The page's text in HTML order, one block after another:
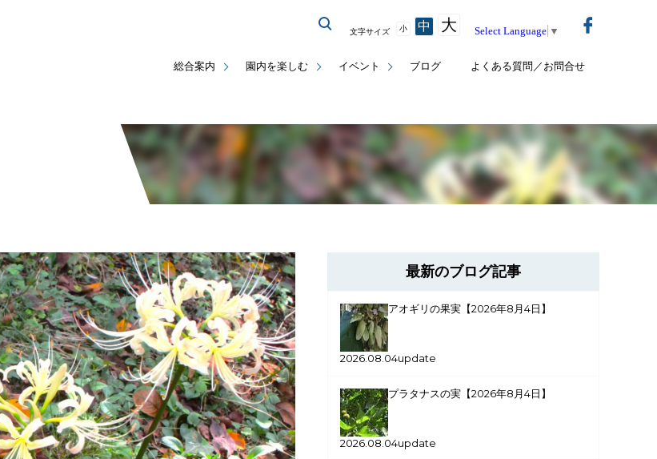
総合案内 園内を楽しむ イベント ブログ よくある質問／お問合せ
文字サイズ 小 中 大 Select Language ▼
最新のブログ記事
アオギリの果実【2026年8月4日】
2026.08.04update
プラタナスの実【2026年8月4日】
2026.08.04update